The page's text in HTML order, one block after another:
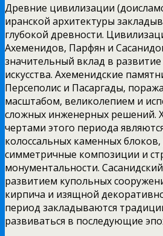
Древние цивилизации
иранской архитектуры
глубокой древности.
Ахеменидов, Парфян и
значительный вклад в
искусства. Ахеменидские
Персеполис и Пасаргады,
масштабом, великолепием и
сложных инженерных решений.
чертами этого периода
колоссальных каменных
симметричные композиции и
монументальности.
развитием купольных
кирпича и изящной
период закладываются
развиваться в последующие